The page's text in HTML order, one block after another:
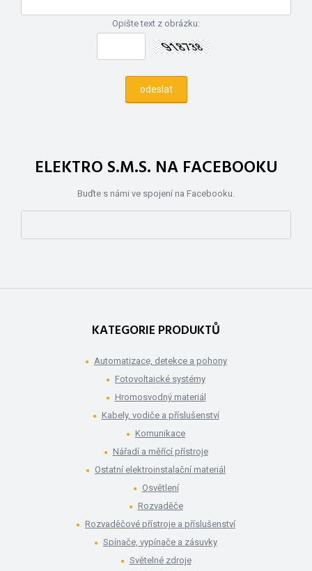
Opište text z obrázku:
ELEKTRO S.M.S. NA FACEBOOKU
Buďte s námi ve spojení na Facebooku.
KATEGORIE PRODUKTŮ
Automatizace, detekce a pohony
Fotovoltaické systémy
Hromosvodný materiál
Kabely, vodiče a příslušenství
Komunikace
Nářadí a měřící přístroje
Ostatní elektroinstalační materiál
Osvětlení
Rozvaděče
Rozvaděčové přístroje a příslušenství
Spínače, vypínače a zásuvky
Světelné zdroje